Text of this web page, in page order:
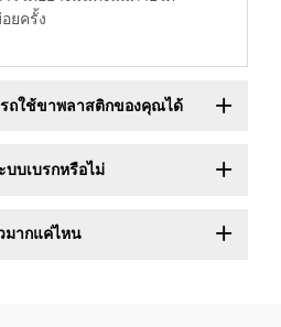
ยครั้ง
ถใช้ขาพลาสติกของคุณได้
บเบรกหรือไม่
มากแค่ไหน